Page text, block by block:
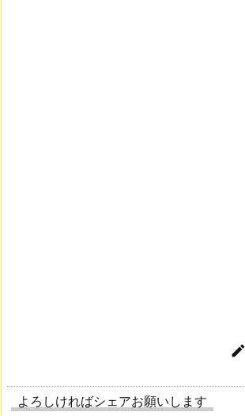

よろしければシェアお願いします